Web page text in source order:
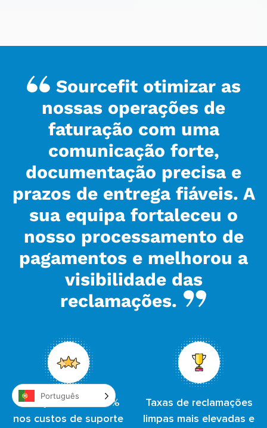
Sourcefit otimizar as
nossas operações de
faturação com uma
comunicação forte,
documentação precisa e
prazos de entrega fiáveis. A
sua equipa fortaleceu o
nosso processamento de
pagamentos e melhorou a
visibilidade das
reclamações.
Redução de até 60%
nos custos de suporte
Taxas de reclamações
limpas mais elevadas e
Português